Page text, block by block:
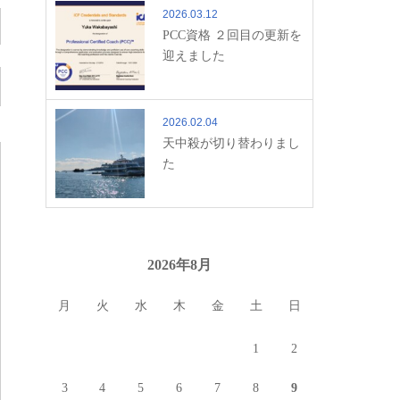
2026.03.12
PCC資格 ２回目の更新を
迎えました
2026.02.04
天中殺が切り替わりまし
た
2026年8月
月 火 水 木 金 土 日
1 2
3 4 5 6 7 8 9